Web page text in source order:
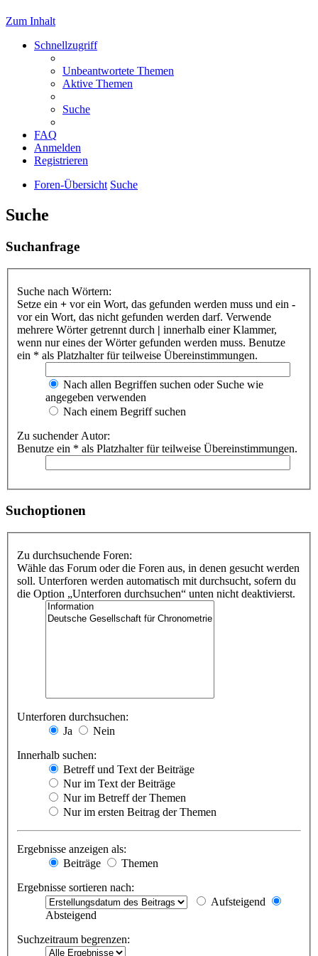
Zum Inhalt
Schnellzugriff
Unbeantwortete Themen
Aktive Themen
Suche
FAQ
Anmelden
Registrieren
Foren-Übersicht Suche
Suche
Suchanfrage
Suche nach Wörtern:
Setze ein + vor ein Wort, das gefunden werden muss und ein -
vor ein Wort, das nicht gefunden werden darf. Verwende
mehrere Wörter getrennt durch | innerhalb einer Klammer,
wenn nur eines der Wörter gefunden werden muss. Benutze
ein * als Platzhalter für teilweise Übereinstimmungen.
Nach allen Begriffen suchen oder Suche wie
angegeben verwenden
Nach einem Begriff suchen
Zu suchender Autor:
Benutze ein * als Platzhalter für teilweise Übereinstimmungen.
Suchoptionen
Zu durchsuchende Foren:
Wähle das Forum oder die Foren aus, in denen gesucht werden
soll. Unterforen werden automatisch mit durchsucht, sofern du
die Option „Unterforen durchsuchen“ unten nicht deaktivierst.
Unterforen durchsuchen:
Ja
Nein
Innerhalb suchen:
Betreff und Text der Beiträge
Nur im Text der Beiträge
Nur im Betreff der Themen
Nur im ersten Beitrag der Themen
Ergebnisse anzeigen als:
Beiträge
Themen
Ergebnisse sortieren nach:
Aufsteigend
Absteigend
Suchzeitraum begrenzen: